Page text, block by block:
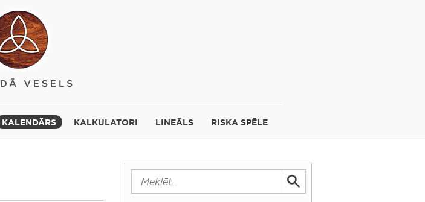
KALENDĀRS KALKULATORI LINEĀLS RISKA SPĒLE